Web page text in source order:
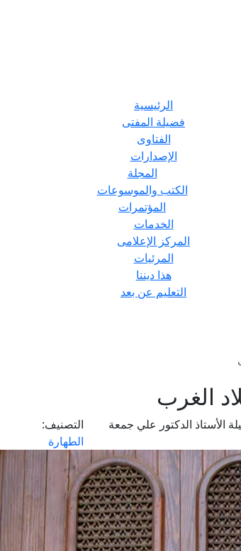
الرئيسية
فضيلة المفتى
الفتاوى
الإصدارات
المجلة
الكتب والموسوعات
المؤتمرات
الخدمات
المركز الإعلامى
المرئيات
هذا ديننا
التعليم عن بعد
الغرب
الأستاذ الدكتور علي جمعة
التصنيف:
الطهارة